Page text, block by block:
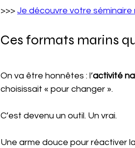
>>> Je découvre votre séminaire
Ces formats marins
On va être honnêtes : l’activité
choisissait « pour changer ».
C’est devenu un outil. Un vrai.
Une arme douce pour réactiver